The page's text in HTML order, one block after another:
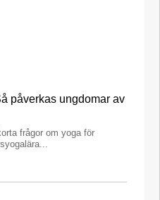
påverkas ungdomar av
frågor om yoga för